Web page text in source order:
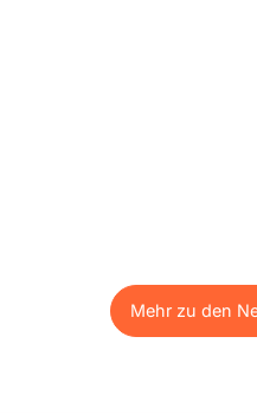
Mehr zu den
Mehr zu den